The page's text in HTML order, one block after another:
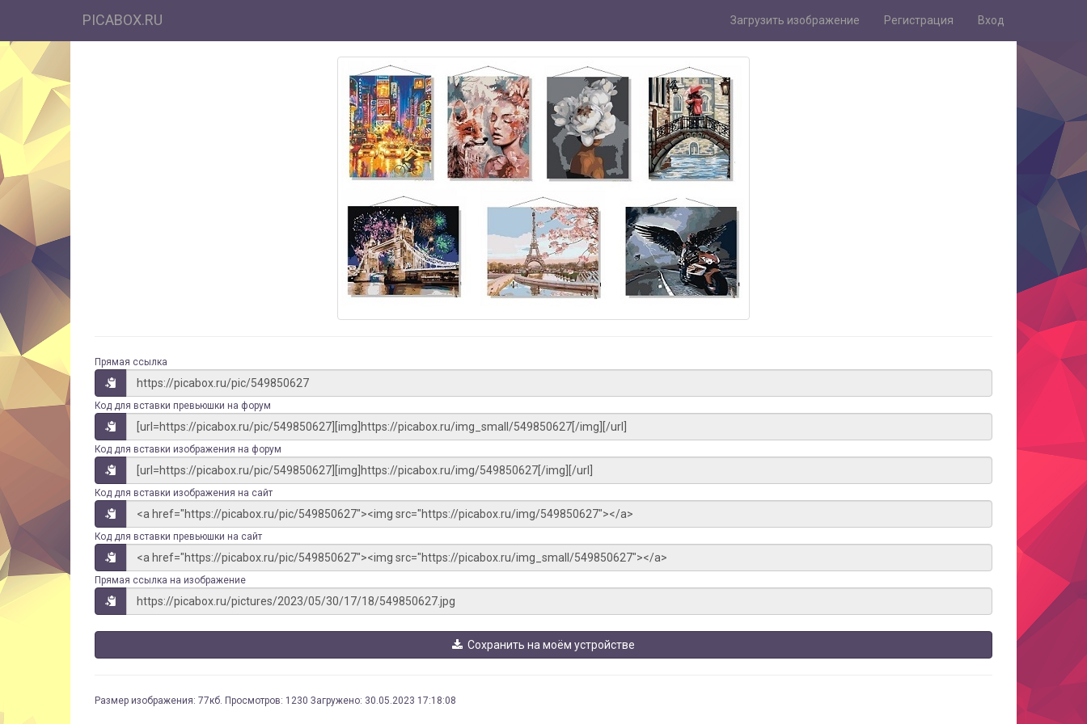
PICABOX.RU Загрузить изображение Регистрация Вход
Прямая ссылка
Код для вставки превьюшки на форум
Код для вставки изображения на форум
Код для вставки изображения на сайт
Код для вставки превьюшки на сайт
Прямая ссылка на изображение
Сохранить на моём устройстве
Размер изображения: 77кб. Просмотров: 1230 Загружено: 30.05.2023 17:18:08